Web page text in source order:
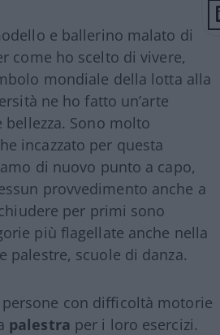
e ballerino malato di
come ho scelto di vivere,
mondiale della lotta alla
ne ho fatto un’arte
Sono molto
incazzato per questa
di nuovo punto a capo,
provvedimento anche a
per primi sono
più flagellate anche nella
palestre, scuole di danza.
con difficoltà motorie
palestra per i loro esercizi.